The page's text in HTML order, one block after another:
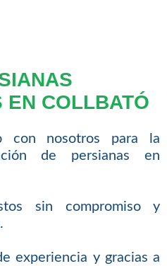
EN COLLBATÓ
con nosotros para la
de persianas en
sin compromiso y
experiencia y gracias a